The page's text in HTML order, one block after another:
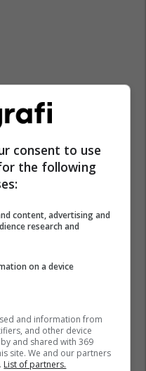
consent to use
the following
content, advertising and
research and
on a device
and information from
and other device
and shared with 369
site. We and our partners
List of partners.